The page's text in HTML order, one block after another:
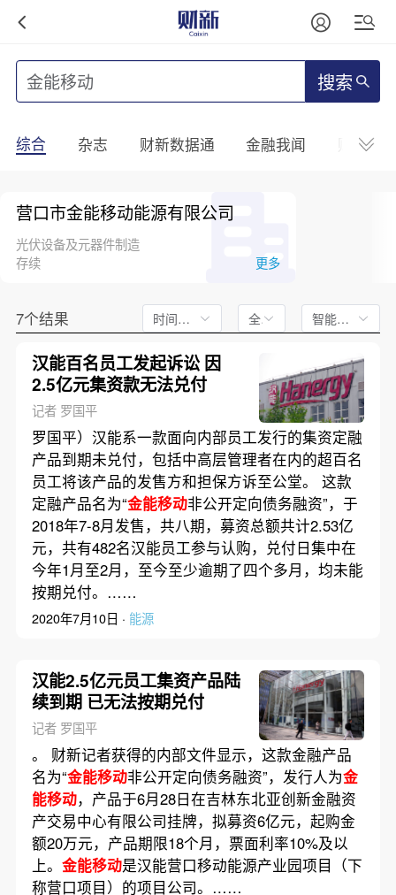
搜索
综合 杂志 财新数据通 金融我闻 财新
营口市金能移动能源有限公司
光伏设备及元器件制造
存续
更多
7个结果 时间不限 全文 智能排序
汉能百名员工发起诉讼 因
2.5亿元集资款无法兑付
记者 罗国平
罗国平）汉能系一款面向内部员工发行的集资定融
产品到期未兑付，包括中高层管理者在内的超百名
员工将该产品的发售方和担保方诉至公堂。 这款
定融产品名为“金能移动非公开定向债务融资”，于
2018年7-8月发售，共八期，募资总额共计2.53亿
元，共有482名汉能员工参与认购，兑付日集中在
今年1月至2月，至今至少逾期了四个多月，均未能
按期兑付。……
2020年7月10日 · 能源
汉能2.5亿元员工集资产品陆
续到期 已无法按期兑付
记者 罗国平
。 财新记者获得的内部文件显示，这款金融产品
名为“金能移动非公开定向债务融资”，发行人为金
能移动，产品于6月28日在吉林东北亚创新金融资
产交易中心有限公司挂牌，拟募资6亿元，起购金
额20万元，产品期限18个月，票面利率10%及以
上。 金能移动是汉能营口移动能源产业园项目（下
称营口项目）的项目公司。……